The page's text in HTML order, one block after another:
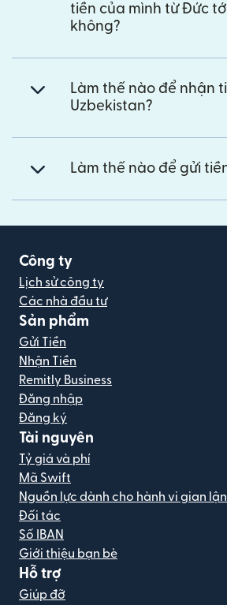
tiền của mình từ Đức
không?
Làm thế nào để nhận
Uzbekistan?
Làm thế nào để gửi
Công ty
Lịch sử công ty
Các nhà đầu tư
Sản phẩm
Gửi Tiền
Nhận Tiền
Remitly Business
Đăng nhập
Đăng ký
Tài nguyên
Tỷ giá và phí
Mã Swift
Nguồn lực dành cho hành vi gian
Đối tác
Số IBAN
Giới thiệu bạn bè
Hỗ trợ
Giúp đỡ